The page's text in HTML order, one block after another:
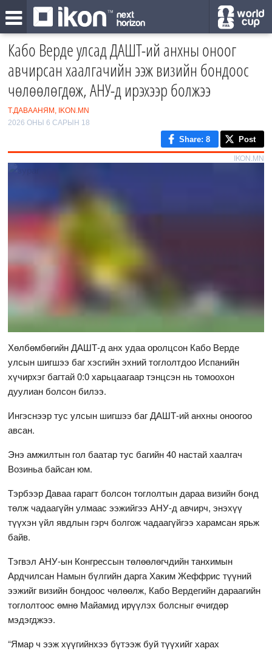
Кабо Верде улсад ДАШТ-ий анхны оноог
авчирсан хаалгачийн ээж визийн бондоос
чөлөөлөгдөж, АНУ-д ирэхээр болжээ
Т.ДАВААНЯМ, IKON.MN
2026 ОНЫ 6 САРЫН 18
Share: 8 Post
IKON.MN
Хөлбөмбөгийн ДАШТ-д анх удаа оролцсон Кабо Верде
улсын шигшээ баг хэсгийн эхний тоглолтдоо Испанийн
хүчирхэг багтай 0:0 харьцаагаар тэнцсэн нь томоохон
дуулиан болсон билээ.
Ингэснээр тус улсын шигшээ баг ДАШТ-ий анхны оноогоо
авсан.
Энэ амжилтын гол баатар тус багийн 40 настай хаалгач
Возиньа байсан юм.
Тэрбээр Даваа гарагт болсон тоглолтын дараа визийн бонд
төлж чадаагүйн улмаас ээжийгээ АНУ-д авчирч, энэхүү
түүхэн үйл явдлын гэрч болгож чадаагүйгээ харамсан ярьж
байв.
Тэгвэл АНУ-ын Конгрессын төлөөлөгчдийн танхимын
Ардчилсан Намын бүлгийн дарга Хаким Жеффрис түүний
ээжийг визийн бондоос чөлөөлж, Кабо Вердегийн дараагийн
тоглолтоос өмнө Майамид ирүүлэх болсныг өчигдөр
мэдэгджээ.
“Ямар ч ээж хүүгийнхээ бүтээж буй түүхийг харах